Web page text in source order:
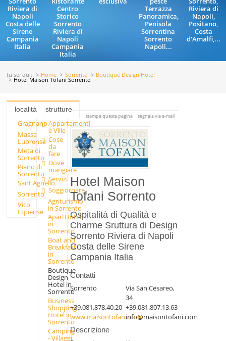
Riviera di
Napoli
Costa delle
Sirene
Campania
Italia
Centro
Storico
Sorrento
Riviera di
Napoli
Campania
Italia
Terrazza
Panoramica,
Penisola
Sorrentina
Sorrento
Napoli...
Riviera di
Napoli,
Positano,
Costa
d'Amalfi,...
tu sei qui: Home Sorrento Boutique Design Hotel
Hotel Maison Tofani Sorrento
località
Gragnano
Massa
Lubrense
Meta di
Sorrento
Piano di
Sorrento
Sant'Agnello
Sorrento
Vico
Equense
strutture
Appartamenti
e Ville
Cose
da
fare
Dove
mangiare
Servizi
Soggiornare
Agriturismo
in Sorrento
ApartHotel
in
Sorrento
Boat and
Breakfast
in
Sorrento
Boutique
Design
Hotel in
Sorrento
Business
Shopping
Hotel in
Sorrento
Camping
- Villaggi
stampa questa pagina segnala via e-mail
Hotel Maison
Tofani Sorrento
Ospitalità di Qualità e
Charme Sruttura di Design
Sorrento Riviera di Napoli
Costa delle Sirene
Campania Italia
Contatti
Sorrento
Via San Cesareo,
34
+39.081.878.40.20 +39.081.807.13.63
www.maisontofani.cominfo@maisontofani.com
Descrizione